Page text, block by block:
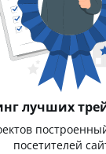
лучших
посетителей